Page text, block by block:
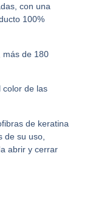
con una
100%
más de 180
color de las
de keratina
de su uso,
abrir y cerrar